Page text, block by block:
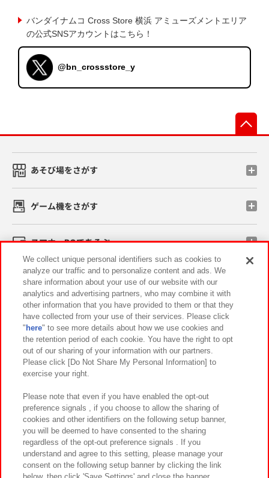
バンダイナムコ Cross Store 横浜 アミューズメントエリア
の公式SNSアカウントはこちら！
@bn_crossstore_y
あそび場をさがす
ゲーム機をさがす
スマホ・PCであそぶ
イベント・キャンペーン
関連会社 サステナビリティ サイトポリシー
プライバシーポリシー ウェブアクセシビリティ方針と検証結果
お取引先さまとともに
カスタマーハラスメント対応方針 よくあるご質問・お問い合わせ
We collect unique personal identifiers such as cookies to
analyze our traffic and to personalize content and ads. We
share information about your use of our website with our
analytics and advertising partners, who may combine it with
other information that you have provided to them or that they
have collected from your use of their services. Please click
" here" to see more details about how we use cookies and
the retention period of each cookie. You have the right to opt
out of our sharing of your information with our partners.
Please click [Do Not Share My Personal Information] to
exercise your right.
Please note that even if you have enabled the opt-out
preference signals , if you choose to allow the sharing of
cookies and other identifiers on the following setup banner,
you will be deemed to have consented to the sharing
regardless of the opt-out preference signals . If you
understand and agree to this setting, please manage your
consent on the following setup banner by clicking the link